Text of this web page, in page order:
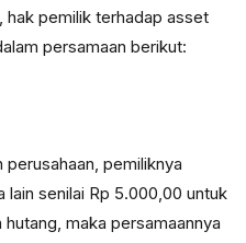
hak pemilik terhadap asset
persamaan berikut:
perusahaan, pemiliknya
lain senilai Rp 5.000,00 untuk
maka persamaannya